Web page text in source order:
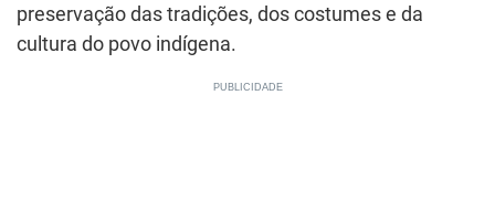
preservação das tradições, dos costumes e da
cultura do povo indígena.